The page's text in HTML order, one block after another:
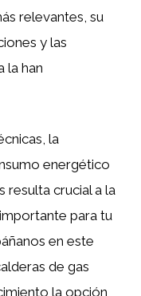
relevantes, su
y las
la han
la
energético
resulta crucial a la
para tu
en este
de gas
la opción